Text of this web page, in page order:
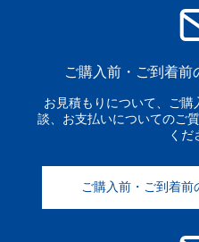
ご購入前・ご到着前
お見積もりについて、ご
談、お支払いについてのご
くだ
ご購入前・ご到着前